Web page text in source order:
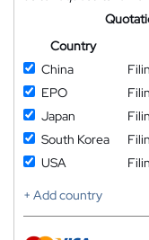
Country
China
EPO
Japan
South Korea
USA
+ Add country